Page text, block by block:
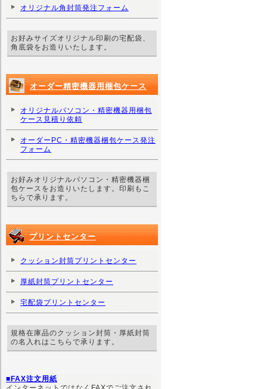
オリジナル角封筒発注フォーム
お好みサイズオリジナル印刷の宅配袋、
角底袋をお造りいたします。
オーダー精密機器用梱包ケース
オリジナルパソコン・精密機器用梱包
ケース見積り依頼
オーダーPC・精密機器梱包ケース発注
フォーム
お好みオリジナルパソコン・精密機器梱
包ケースをお造りいたします。印刷もこ
ちらで承ります。
プリントセンター
クッション封筒プリントセンター
厚紙封筒プリントセンター
宅配袋プリントセンター
規格在庫品のクッション封筒・厚紙封筒
の名入れはこちらで承ります。
■FAX注文用紙